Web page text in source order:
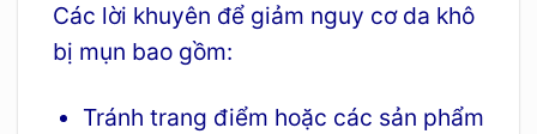
Các lời khuyên để giảm nguy cơ da khô
bị mụn bao gồm:
Tránh trang điểm hoặc các sản phẩm